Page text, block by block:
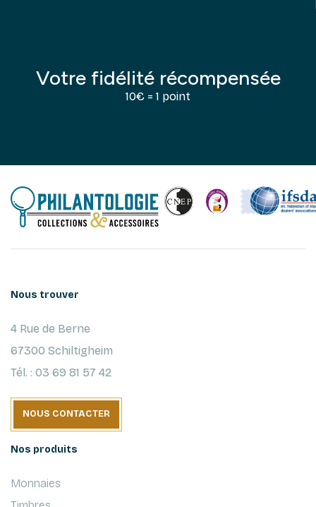
Votre fidélité récompensée
10€ = 1 point
Nous trouver
4 Rue de Berne
67300 Schiltigheim
Tél. : 03 69 81 57 42
NOUS CONTACTER
Nos produits
Monnaies